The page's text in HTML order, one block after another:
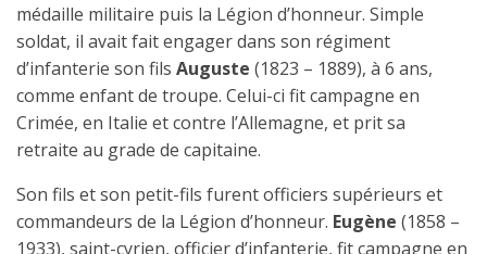
médaille militaire puis la Légion d’honneur. Simple
soldat, il avait fait engager dans son régiment
d’infanterie son fils Auguste (1823 – 1889), à 6 ans,
comme enfant de troupe. Celui-ci fit campagne en
Crimée, en Italie et contre l’Allemagne, et prit sa
retraite au grade de capitaine.
Son fils et son petit-fils furent officiers supérieurs et
commandeurs de la Légion d’honneur. Eugène (1858 –
1933), saint-cyrien, officier d’infanterie, fit campagne en